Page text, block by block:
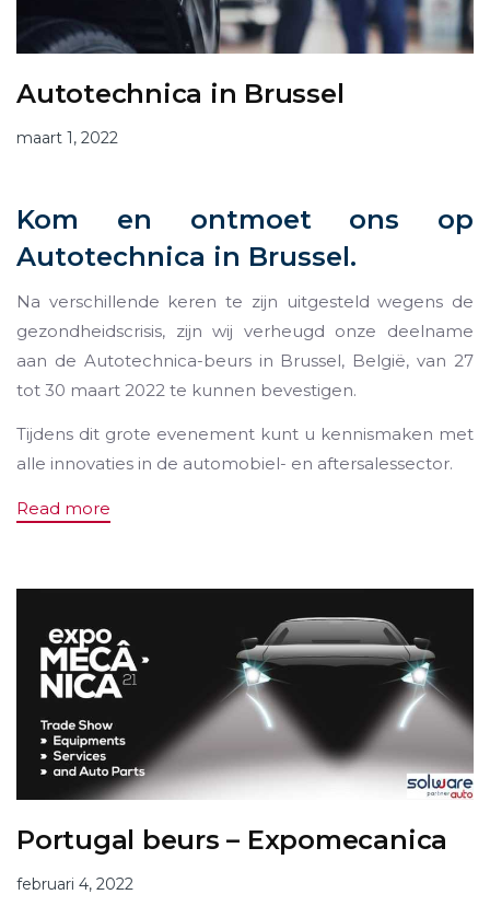
Autotechnica in Brussel
maart 1, 2022
Kom en ontmoet ons op
Autotechnica in Brussel.
Na verschillende keren te zijn uitgesteld wegens de
gezondheidscrisis, zijn wij verheugd onze deelname
aan de Autotechnica-beurs in Brussel, België, van 27
tot 30 maart 2022 te kunnen bevestigen.
Tijdens dit grote evenement kunt u kennismaken met
alle innovaties in de automobiel- en aftersalessector.
Read more
Portugal beurs – Expomecanica
februari 4, 2022